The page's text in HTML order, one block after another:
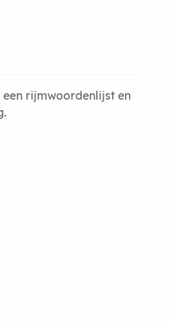
rijmwoordenlijst en